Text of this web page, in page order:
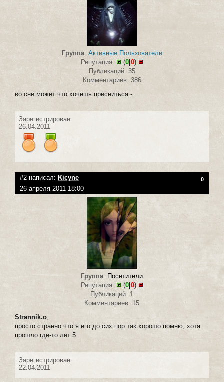
Группа: Активные Пользователи
Репутация:
(0| 0)
Публикаций: 35
Комментариев: 386
во сне может что хочешь присниться.-
Зарегистрирован:
26.04.2011
#2 написал: Kicyne 0
26 апреля 2011 18:00
Группа: Посетители
Репутация:
(0| 0)
Публикаций: 1
Комментариев: 15
Strannik.o
просто странно что я его до сих пор так хорошо помню, хотя
прошло где-то лет 5
Зарегистрирован:
22.04.2011